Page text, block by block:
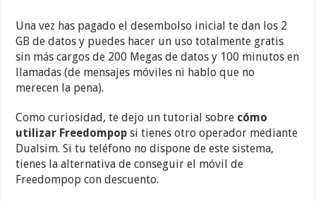
Una vez has pagado el desembolso inicial te dan los 2
GB de datos y puedes hacer un uso totalmente gratis
sin más cargos de 200 Megas de datos y 100 minutos en
llamadas (de mensajes móviles ni hablo que no
merecen la pena).
Como curiosidad, te dejo un tutorial sobre cómo
utilizar Freedompop si tienes otro operador mediante
Dualsim. Si tu teléfono no dispone de este sistema,
tienes la alternativa de conseguir el móvil de
Freedompop con descuento.